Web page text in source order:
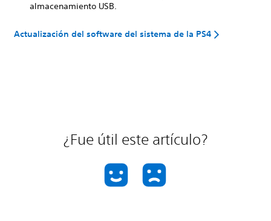
almacenamiento USB.
Actualización del software del sistema de la PS4
¿Fue útil este artículo?